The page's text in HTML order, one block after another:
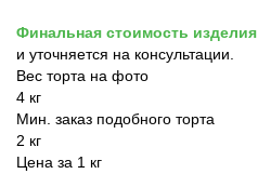
Финальная стоимость изделия
и уточняется на консультации.
Вес торта на фото
4 кг
Мин. заказ подобного торта
2 кг
Цена за 1 кг